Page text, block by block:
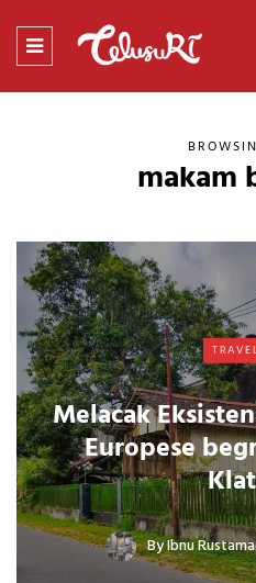
makam
Melacak
Europese
ByIbnu